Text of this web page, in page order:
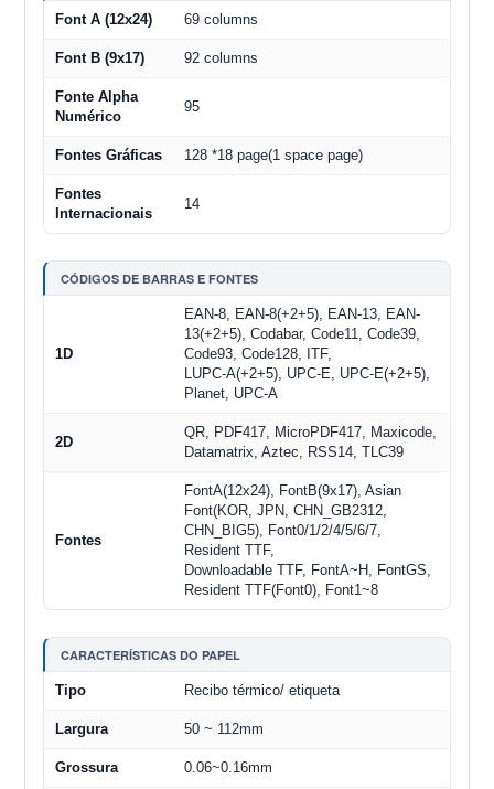
Font A (12x24) 69 columns
Font B (9x17) 92 columns
Fonte Alpha
Numérico
95
Fontes Gráficas 128 *18 page(1 space page)
Fontes
Internacionais
14
CÓDIGOS DE BARRAS E FONTES
1D
EAN-8, EAN-8(+2+5), EAN-13, EAN-
13(+2+5), Codabar, Code11, Code39,
Code93, Code128, ITF,
LUPC-A(+2+5), UPC-E, UPC-E(+2+5),
Planet, UPC-A
2D
QR, PDF417, MicroPDF417, Maxicode,
Datamatrix, Aztec, RSS14, TLC39
Fontes
FontA(12x24), FontB(9x17), Asian
Font(KOR, JPN, CHN_GB2312,
CHN_BIG5), Font0/1/2/4/5/6/7,
Resident TTF,
Downloadable TTF, FontA~H, FontGS,
Resident TTF(Font0), Font1~8
CARACTERÍSTICAS DO PAPEL
Tipo Recibo térmico/ etiqueta
Largura 50 ~ 112mm
Grossura 0.06~0.16mm